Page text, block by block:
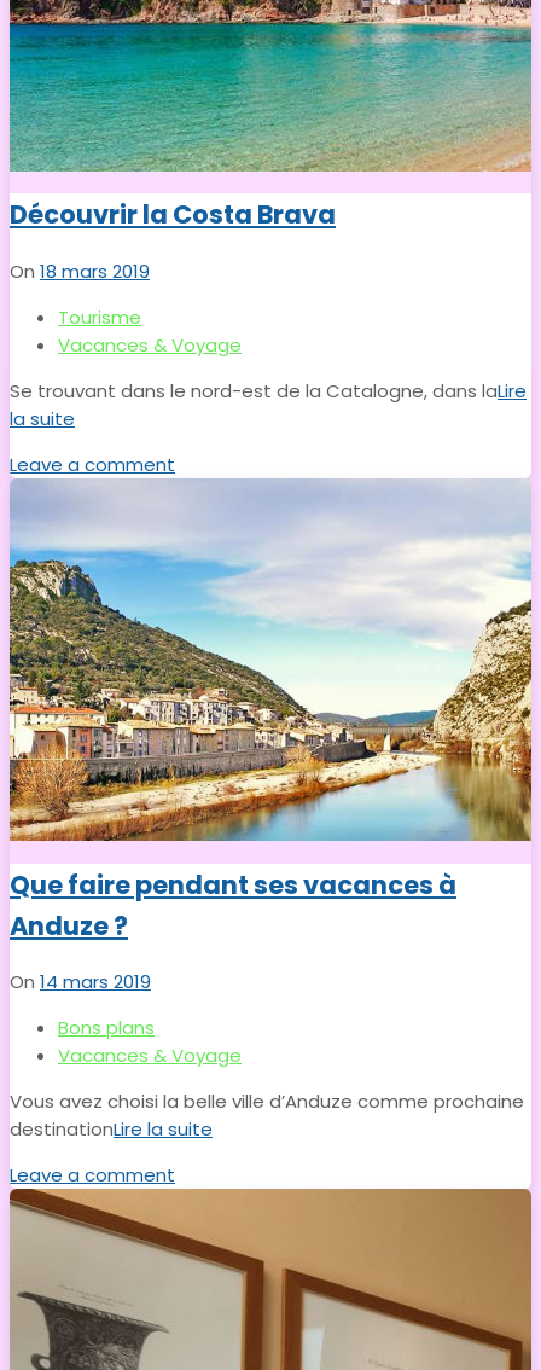
Découvrir la Costa Brava
On 18 mars 2019
Tourisme
Vacances & Voyage
Se trouvant dans le nord-est de la Catalogne, dans laLire
la suite
Leave a comment
Que faire pendant ses vacances à
Anduze ?
On 14 mars 2019
Bons plans
Vacances & Voyage
Vous avez choisi la belle ville d’Anduze comme prochaine
destinationLire la suite
Leave a comment